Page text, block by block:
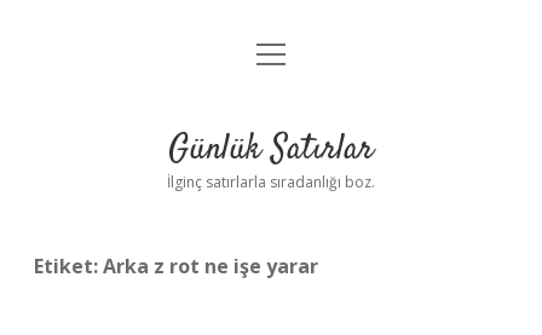
Anasayfa
Yasal Uyarı
menüyü
Günlük Satırlar
İlginç satırlarla sıradanlığı boz.
Etiket:Arka z rot ne işe yarar